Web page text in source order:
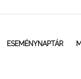
ESEMÉNYNAPTÁR